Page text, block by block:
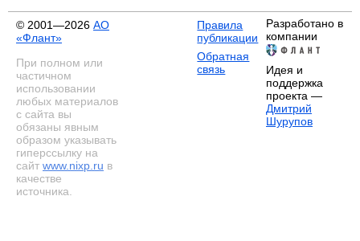
© 2001—2026 АО
«Флант»
При полном или
частичном
использовании
любых материалов
с сайта вы
обязаны явным
образом указывать
гиперссылку на
сайт www.nixp.ru в
качестве
источника.
Правила
публикации
Обратная
связь
Разработано в
компании
Идея и
поддержка
проекта —
Дмитрий
Шурупов